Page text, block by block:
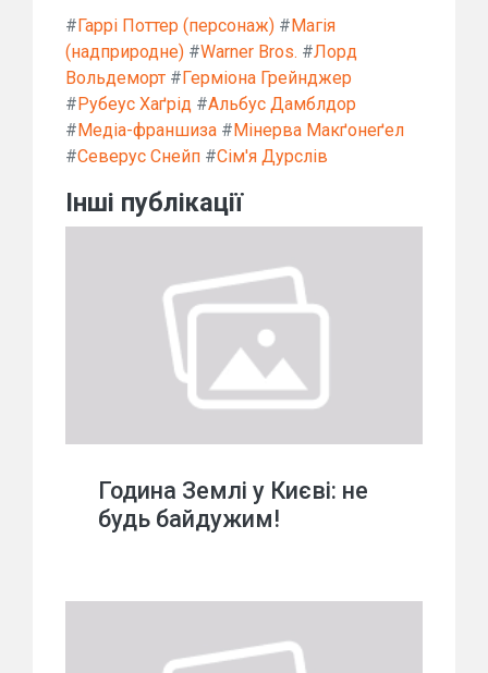
#Гаррі Поттер (персонаж) #Магія
(надприродне) #Warner Bros. #Лорд
Вольдеморт #Герміона Грейнджер
#Рубеус Хаґрід #Альбус Дамблдор
#Медіа-франшиза #Мінерва Макґонеґел
#Северус Снейп #Сім'я Дурслів
Інші публікації
Година Землі у Києві: не
будь байдужим!